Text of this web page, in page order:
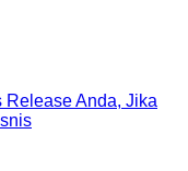
Anda, Jika